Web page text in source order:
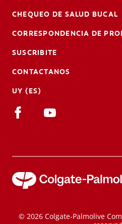
CHEQUEO DE SALUD BUCAL
CORRESPONDENCIA DE
SUSCRIBITE
CONTACTANOS
UY (ES)
© 2026 Colgate-Palmolive